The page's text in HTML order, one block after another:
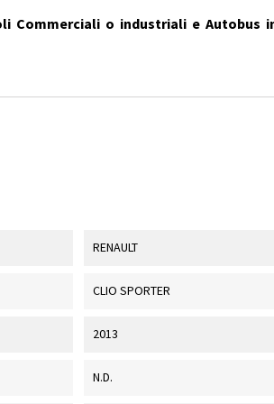
Commerciali o industriali e
RENAULT
CLIO SPORTER
2013
N.D.